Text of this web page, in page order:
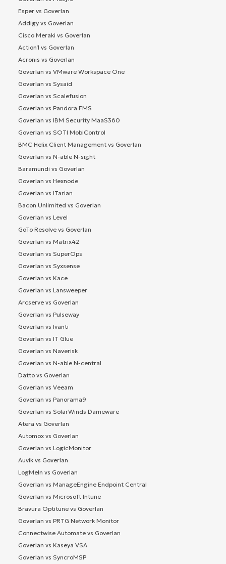
Esper vs Goverlan
Addigy vs Goverlan
Cisco Meraki vs Goverlan
Action1 vs Goverlan
Acronis vs Goverlan
Goverlan vs VMware Workspace One
Goverlan vs Sysaid
Goverlan vs Scalefusion
Goverlan vs Pandora FMS
Goverlan vs IBM Security MaaS360
Goverlan vs SOTI MobiControl
BMC Helix Client Management vs Goverlan
Goverlan vs N-able N-sight
Baramundi vs Goverlan
Goverlan vs Hexnode
Goverlan vs ITarian
Bacon Unlimited vs Goverlan
Goverlan vs Level
GoTo Resolve vs Goverlan
Goverlan vs Matrix42
Goverlan vs SuperOps
Goverlan vs Syxsense
Goverlan vs Kace
Goverlan vs Lansweeper
Arcserve vs Goverlan
Goverlan vs Pulseway
Goverlan vs Ivanti
Goverlan vs IT Glue
Goverlan vs Naverisk
Goverlan vs N-able N-central
Datto vs Goverlan
Goverlan vs Veeam
Goverlan vs Panorama9
Goverlan vs SolarWinds Dameware
Atera vs Goverlan
Automox vs Goverlan
Goverlan vs LogicMonitor
Auvik vs Goverlan
LogMeIn vs Goverlan
Goverlan vs ManageEngine Endpoint Central
Goverlan vs Microsoft Intune
Bravura Optitune vs Goverlan
Goverlan vs PRTG Network Monitor
Connectwise Automate vs Goverlan
Goverlan vs Kaseya VSA
Goverlan vs SyncroMSP